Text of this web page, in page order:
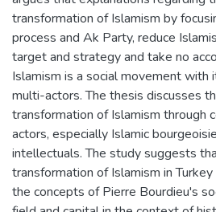
transformation of Islamism by
process and Ak Party, reduce
target and strategy and take no
Islamism is a social movement with
multi-actors. The thesis discusses
transformation of Islamism through
actors, especially Islamic
intellectuals. The study suggests
transformation of Islamism in
the concepts of Pierre Bourdieu's